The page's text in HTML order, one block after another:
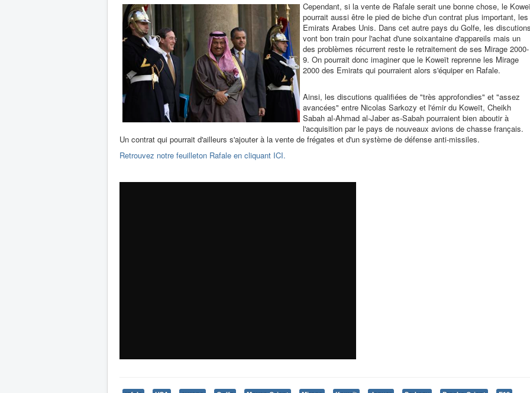
Cependant, si la vente de Rafale serait une bonne chose, le
pourrait aussi être le pied de biche d'un contrat plus important, les
Emirats Arabes Unis. Dans cet autre pays du Golfe, les
vont bon train pour l'achat d'une soixantaine d'appareils mais un
des problèmes récurrent reste le retraitement de ses Mirage 2000-
9. On pourrait donc imaginer que le Koweït reprenne les Mirage
2000 des Emirats qui pourraient alors s'équiper en Rafale.
Ainsi, les discutions qualifiées de "très approfondies" et "assez
avancées" entre Nicolas Sarkozy et l'émir du Koweït, Cheikh
Sabah al-Ahmad al-Jaber as-Sabah pourraient bien aboutir à
l'acquisition par le pays de nouveaux avions de chasse français.
Un contrat qui pourrait d'ailleurs s'ajouter à la vente de frégates et d'un système de défense anti-missiles.
Retrouvez notre feuilleton Rafale en cliquant ICI.